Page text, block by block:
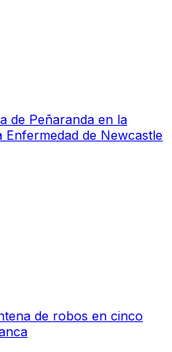
de Peñaranda en la
de Newcastle
de robos en cinco